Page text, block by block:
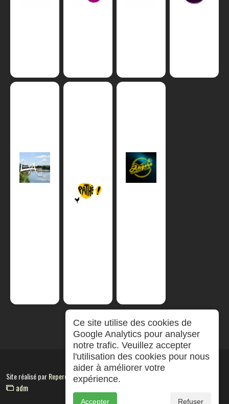
Site réalisé parRepereCom
adm
Ce site utilise des cookies de
Google Analytics pour analyser
notre trafic. Veuillez accepter
l'utilisation des cookies pour nous
aider à améliorer votre
expérience.
Accepter Refuser